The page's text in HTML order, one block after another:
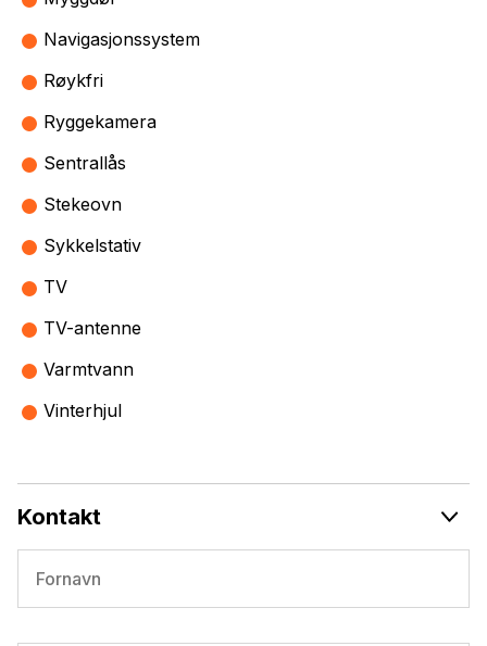
Navigasjonssystem
Røykfri
Ryggekamera
Sentrallås
Stekeovn
Sykkelstativ
TV
TV-antenne
Varmtvann
Vinterhjul
Kontakt